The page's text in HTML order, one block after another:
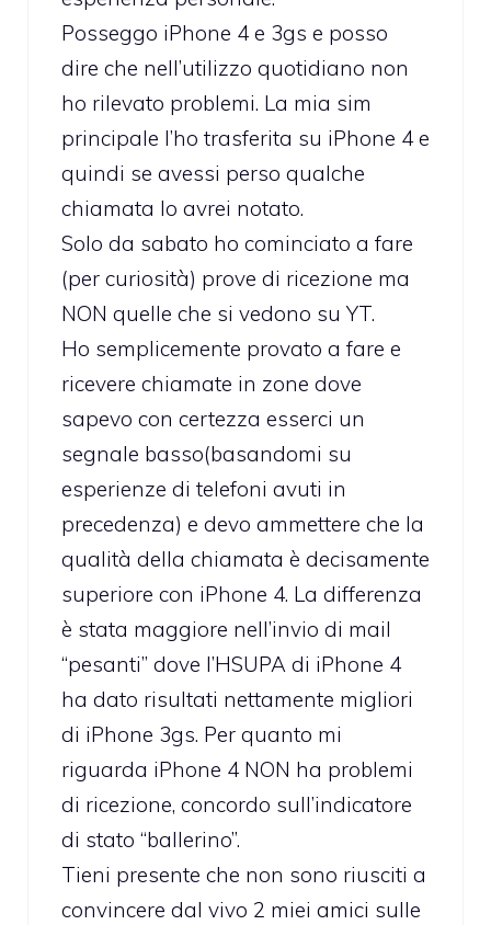
Posseggo iPhone 4 e 3gs e posso
dire che nell’utilizzo quotidiano non
ho rilevato problemi. La mia sim
principale l’ho trasferita su iPhone 4 e
quindi se avessi perso qualche
chiamata lo avrei notato.
Solo da sabato ho cominciato a fare
(per curiosità) prove di ricezione ma
NON quelle che si vedono su YT.
Ho semplicemente provato a fare e
ricevere chiamate in zone dove
sapevo con certezza esserci un
segnale basso(basandomi su
esperienze di telefoni avuti in
precedenza) e devo ammettere che la
qualità della chiamata è decisamente
superiore con iPhone 4. La differenza
è stata maggiore nell’invio di mail
“pesanti” dove l’HSUPA di iPhone 4
ha dato risultati nettamente migliori
di iPhone 3gs. Per quanto mi
riguarda iPhone 4 NON ha problemi
di ricezione, concordo sull’indicatore
di stato “ballerino”.
Tieni presente che non sono riusciti a
convincere dal vivo 2 miei amici sulle